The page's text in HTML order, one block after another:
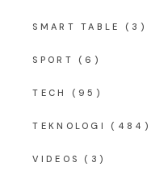
SMART TABLE (3)
SPORT (6)
TECH (95)
TEKNOLOGI (484)
VIDEOS (3)